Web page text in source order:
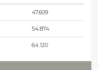
47.609
54.874
64.120